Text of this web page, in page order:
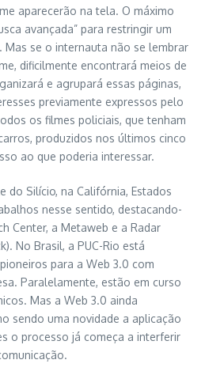
aparecerão na tela. O máximo
avançada” para restringir um
se o internauta não se lembrar
dificilmente encontrará meios de
e agrupará essas páginas,
previamente expressos pelo
os filmes policiais, que tenham
produzidos nos últimos cinco
ao que poderia interessar.
do Silício, na Califórnia, Estados
nesse sentido, destacando-
Center, a Metaweb e a Radar
No Brasil, a PUC-Rio está
para a Web 3.0 com
Paralelamente, estão em curso
Mas a Web 3.0 ainda
sendo uma novidade a aplicação
o processo já começa a interferir